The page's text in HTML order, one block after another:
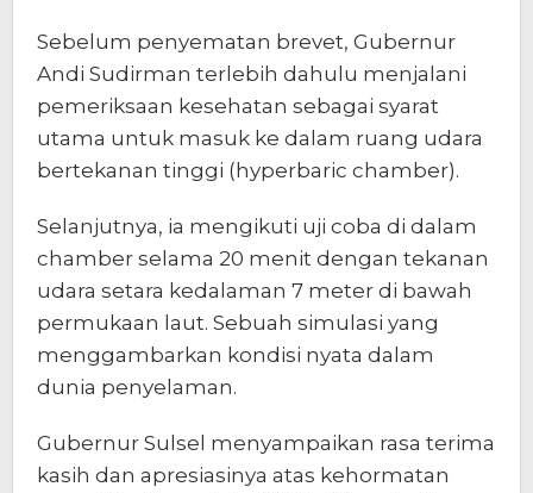
Sebelum penyematan brevet, Gubernur
Andi Sudirman terlebih dahulu menjalani
pemeriksaan kesehatan sebagai syarat
utama untuk masuk ke dalam ruang udara
bertekanan tinggi (hyperbaric chamber).
Selanjutnya, ia mengikuti uji coba di dalam
chamber selama 20 menit dengan tekanan
udara setara kedalaman 7 meter di bawah
permukaan laut. Sebuah simulasi yang
menggambarkan kondisi nyata dalam
dunia penyelaman.
Gubernur Sulsel menyampaikan rasa terima
kasih dan apresiasinya atas kehormatan